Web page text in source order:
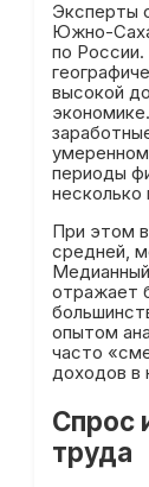
Эксперты
Южно-
по
высокой
периоды
несколько
При этом
средней,
отражает
опытом
часто
доходов в
Спрос
труда